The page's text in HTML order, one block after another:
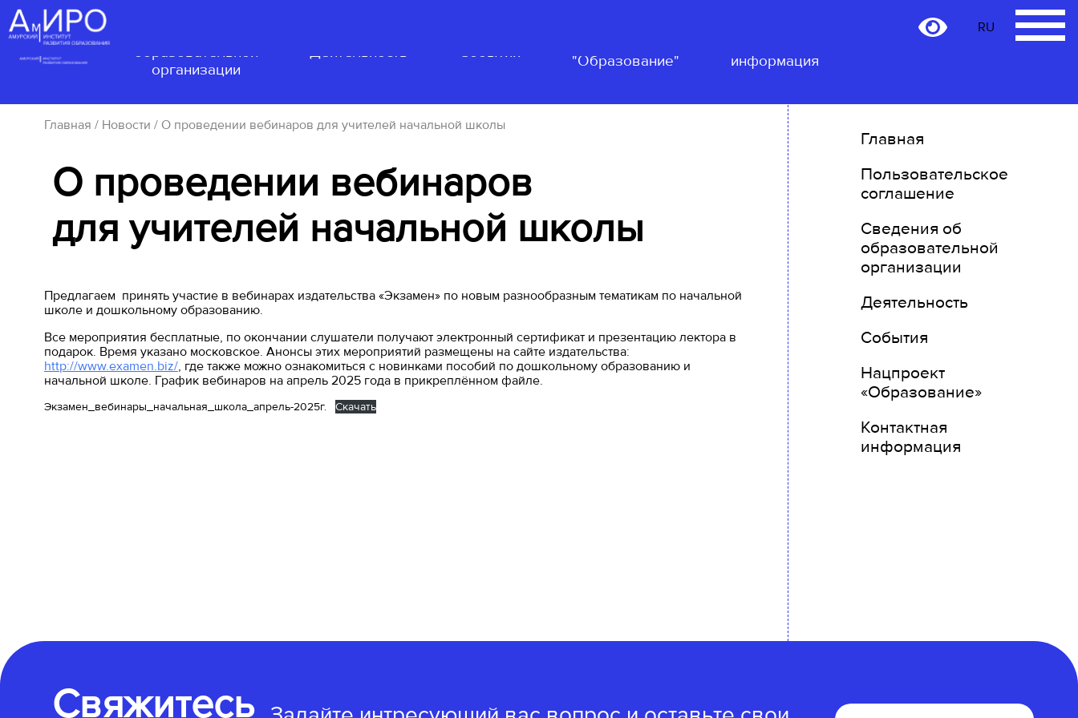
образовательной
организации
Деятельность События
"Образование"
информация
RU
Главная / Новости / О проведении вебинаров для учителей начальной школы
О проведении вебинаров
для учителей начальной школы
Предлагаем принять участие в вебинарах издательства «Экзамен» по новым разнообразным тематикам по начальной
школе и дошкольному образованию.
Все мероприятия бесплатные, по окончании слушатели получают электронный сертификат и презентацию лектора в
подарок. Время указано московское. Анонсы этих мероприятий размещены на сайте издательства:
http://www.examen.biz/, где также можно ознакомиться с новинками пособий по дошкольному образованию и
начальной школе. График вебинаров на апрель 2025 года в прикреплённом файле.
Экзамен_вебинары_начальная_школа_апрель-2025г. Скачать
Главная
Пользовательское
соглашение
Сведения об
образовательной
организации
Деятельность
События
Нацпроект
«Образование»
Контактная
информация
Свяжитесь